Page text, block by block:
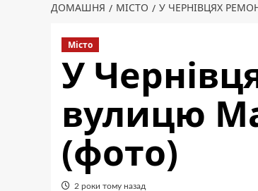
ДОМАШНЯ МІСТО У ЧЕРНІВЦЯХ
Місто
У
вулицю
(фото)
2 роки тому назад